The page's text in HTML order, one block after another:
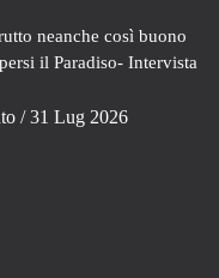
neanche così buono
il Paradiso- Intervista
/ 31 Lug 2026